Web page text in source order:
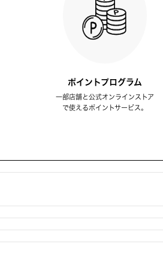
ポイントプログラム
一部店舗と公式オンラインストア
で使えるポイントサービス。